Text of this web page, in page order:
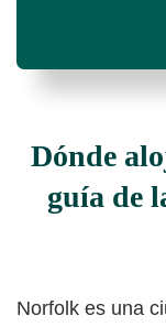
Dónde
guía de
Norfolk es una